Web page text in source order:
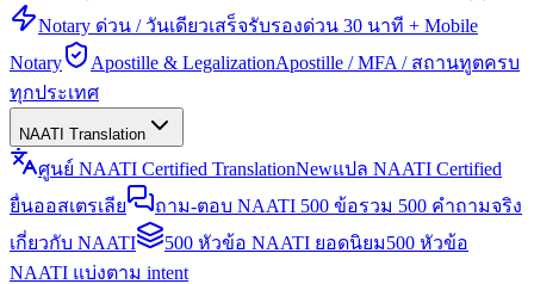
Notary ด่วน / วันเดียวเสร็จรับรองด่วน 30 นาที + Mobile
Notary
Apostille & LegalizationApostille / MFA / สถานทูตครบ
ทุกประเทศ
NAATI Translation
ศูนย์ NAATI Certified TranslationNewแปล NAATI Certified
ยื่นออสเตรเลีย
ถาม-ตอบ NAATI 500 ข้อรวม 500 คำถามจริง
เกี่ยวกับ NAATI
500 หัวข้อ NAATI ยอดนิยม500 หัวข้อ
NAATI แบ่งตาม intent